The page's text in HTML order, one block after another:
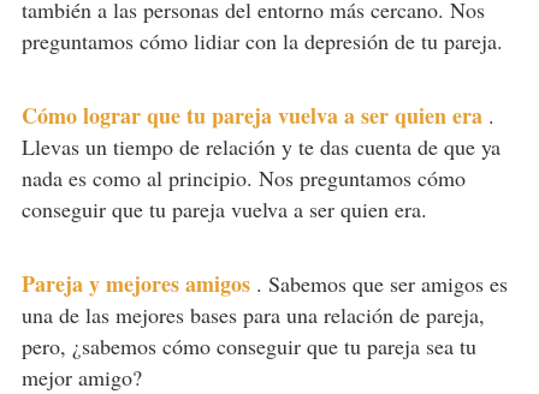
también a las personas del entorno más cercano. Nos
preguntamos cómo lidiar con la depresión de tu pareja.
Cómo lograr que tu pareja vuelva a ser quien era .
Llevas un tiempo de relación y te das cuenta de que ya
nada es como al principio. Nos preguntamos cómo
conseguir que tu pareja vuelva a ser quien era.
Pareja y mejores amigos . Sabemos que ser amigos es
una de las mejores bases para una relación de pareja,
pero, ¿sabemos cómo conseguir que tu pareja sea tu
mejor amigo?